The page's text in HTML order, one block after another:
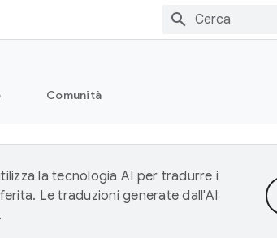
Comunità
la tecnologia AI per tradurre i
Le traduzioni generate dall'AI